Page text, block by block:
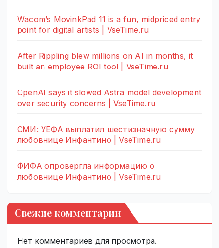
Wacom’s MovinkPad 11 is a fun, midpriced entry
point for digital artists | VseTime.ru
After Rippling blew millions on AI in months, it
built an employee ROI tool | VseTime.ru
OpenAI says it slowed Astra model development
over security concerns | VseTime.ru
СМИ: УЕФА выплатил шестизначную сумму
любовнице Инфантино | VseTime.ru
ФИФА опровергла информацию о
любовнице Инфантино | VseTime.ru
Свежие комментарии
Нет комментариев для просмотра.